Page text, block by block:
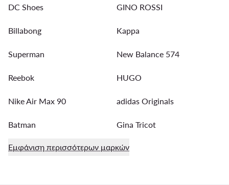
DC Shoes GINO ROSSI
Billabong Kappa
Superman New Balance 574
Reebok HUGO
Nike Air Max 90 adidas Originals
Batman Gina Tricot
Εμφάνιση περισσότερων μαρκών